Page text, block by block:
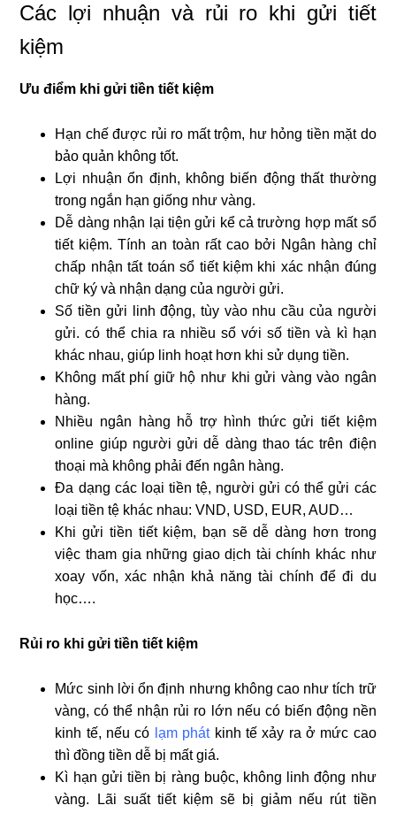
Các lợi nhuận và rủi ro khi gửi tiết
kiệm
Ưu điểm khi gửi tiền tiết kiệm
Hạn chế được rủi ro mất trộm, hư hỏng tiền mặt do
bảo quản không tốt.
Lợi nhuận ổn định, không biến động thất thường
trong ngắn hạn giống như vàng.
Dễ dàng nhận lại tiện gửi kể cả trường hợp mất sổ
tiết kiệm. Tính an toàn rất cao bởi Ngân hàng chỉ
chấp nhận tất toán sổ tiết kiệm khi xác nhận đúng
chữ ký và nhận dạng của người gửi.
Số tiền gửi linh động, tùy vào nhu cầu của người
gửi. có thể chia ra nhiều sổ với số tiền và kì hạn
khác nhau, giúp linh hoạt hơn khi sử dụng tiền.
Không mất phí giữ hộ như khi gửi vàng vào ngân
hàng.
Nhiều ngân hàng hỗ trợ hình thức gửi tiết kiệm
online giúp người gửi dễ dàng thao tác trên điện
thoại mà không phải đến ngân hàng.
Đa dạng các loại tiền tệ, người gửi có thể gửi các
loại tiền tệ khác nhau: VND, USD, EUR, AUD…
Khi gửi tiền tiết kiệm, bạn sẽ dễ dàng hơn trong
việc tham gia những giao dịch tài chính khác như
xoay vốn, xác nhận khả năng tài chính để đi du
học….
Rủi ro khi gửi tiền tiết kiệm
Mức sinh lời ổn định nhưng không cao như tích trữ
vàng, có thể nhận rủi ro lớn nếu có biến động nền
kinh tế, nếu có lạm phátkinh tế xảy ra ở mức cao
thì đồng tiền dễ bị mất giá.
Kì hạn gửi tiền bị ràng buộc, không linh động như
vàng. Lãi suất tiết kiệm sẽ bị giảm nếu rút tiền